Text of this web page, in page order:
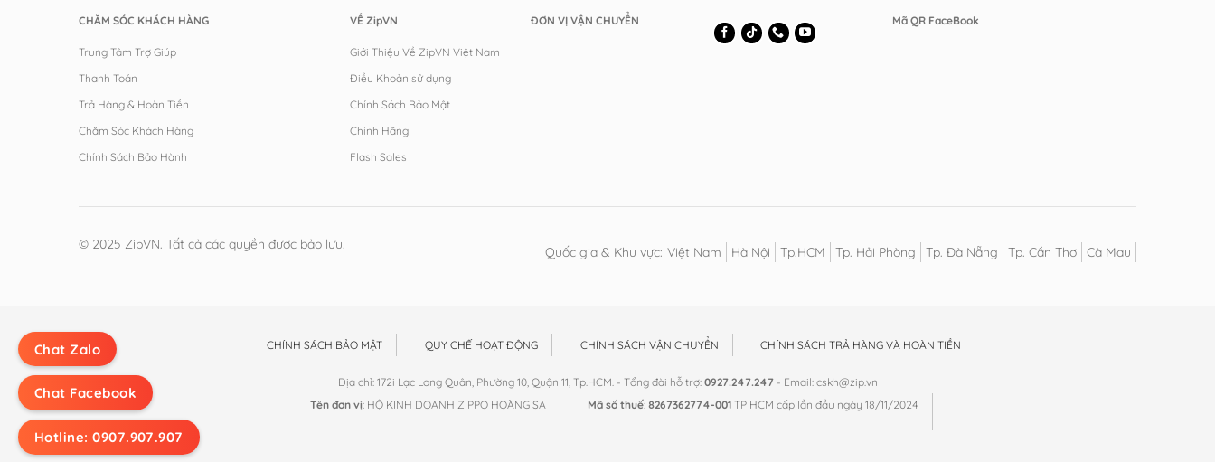
CHĂM SÓC KHÁCH HÀNG
Trung Tâm Trợ Giúp
Thanh Toán
Trả Hàng & Hoàn Tiền
Chăm Sóc Khách Hàng
Chính Sách Bảo Hành
VỀ ZipVN
Giới Thiệu Về ZipVN Việt Nam
Điều Khoản sử dụng
Chính Sách Bảo Mật
Chính Hãng
Flash Sales
ĐƠN VỊ VẬN CHUYỂN Mã QR FaceBook
© 2025 ZipVN. Tất cả các quyền được bảo lưu.
Quốc gia & Khu vực: Việt Nam Hà Nội Tp.HCM Tp. Hải Phòng Tp. Đà Nẵng Tp. Cần Thơ Cà Mau
CHÍNH SÁCH BẢO MẬT QUY CHẾ HOẠT ĐỘNG CHÍNH SÁCH VẬN CHUYỂN CHÍNH SÁCH TRẢ HÀNG VÀ HOÀN TIỀN
Địa chỉ: 172i Lạc Long Quân, Phường 10, Quận 11, Tp.HCM. - Tổng đài hỗ trợ: 0927.247.247- Email: cskh@zip.vn
Tên đơn vị: HỘ KINH DOANH ZIPPO HOÀNG SA Mã số thuế:8267362774-001TP HCM cấp lần đầu ngày 18/11/2024
Chat Zalo
Chat Facebook
Hotline: 0907.907.907